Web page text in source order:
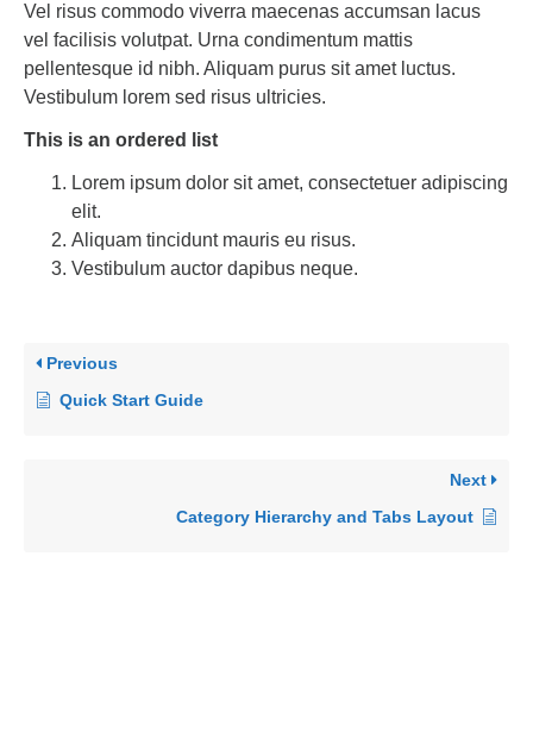
Vel risus commodo viverra maecenas accumsan lacus
vel facilisis volutpat. Urna condimentum mattis
pellentesque id nibh. Aliquam purus sit amet luctus.
Vestibulum lorem sed risus ultricies.
This is an ordered list
Lorem ipsum dolor sit amet, consectetuer adipiscing
elit.
Aliquam tincidunt mauris eu risus.
Vestibulum auctor dapibus neque.
Previous
Quick Start Guide
Next
Category Hierarchy and Tabs Layout